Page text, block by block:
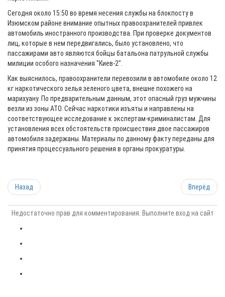
Сегодня около 15:50 во время несения службы на блокпосту в
Изюмском районе внимание опытных правоохранителей привлек
автомобиль иностранного производства. При проверке документов
лиц, которые в нем передвигались, было установлено, что
пассажирами авто являются бойцы батальона патрульной службы
милиции особого назначения "Киев-2".
Как выяснилось, правоохранители перевозили в автомобиле около 12
кг наркотического зелья зеленого цвета, внешне похожего на
марихуану. По предварительным данным, этот опасный груз мужчины
везли из зоны АТО. Сейчас наркотики изъяты и направлены на
соответствующее исследование к экспертам-криминалистам. Для
установления всех обстоятельств происшествия двое пассажиров
автомобиля задержаны. Материалы по данному факту переданы для
принятия процессуального решения в органы прокуратуры.
Назад Вперёд
Недостаточно прав для комментирования. Выполните вход на сайт